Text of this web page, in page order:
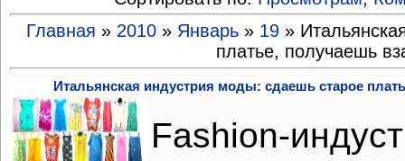
Главная » 2010 » Январь » 19 »
платье, получаешь
Итальянская индустрия моды: сдаешь старое
Fashion-